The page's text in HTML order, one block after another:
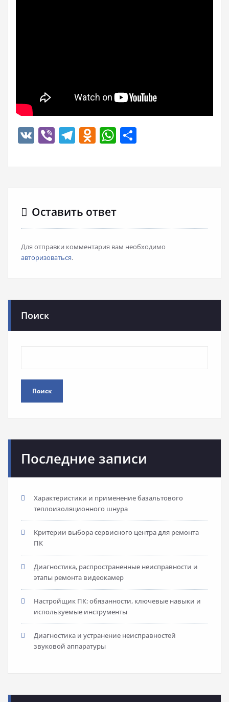
VK ViberTelegram
Odnoklassniki
WhatsApp
Оставить ответ
Для отправки комментария вам необходимо
авторизоваться.
Поиск
Поиск
Последние записи
Характеристики и применение базальтового
теплоизоляционного шнура
Критерии выбора сервисного центра для ремонта
ПК
Диагностика, распространенные неисправности и
этапы ремонта видеокамер
Настройщик ПК: обязанности, ключевые навыки и
используемые инструменты
Диагностика и устранение неисправностей
звуковой аппаратуры